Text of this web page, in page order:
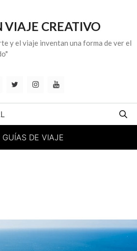
VIAJE CREATIVO
y el viaje inventan una forma de ver el
GUÍAS DE VIAJE